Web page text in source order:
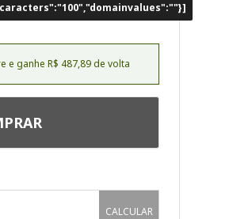
e ganhe R$ 487,89 de volta
CALCULAR